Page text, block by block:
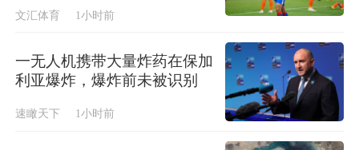
文汇体育 1小时前
一无人机携带大量炸药在保加
利亚爆炸，爆炸前未被识别
速瞰天下 1小时前